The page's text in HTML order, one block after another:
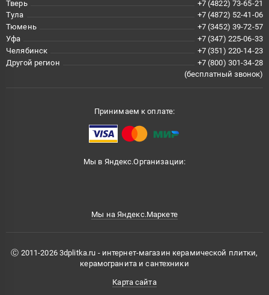
Тверь
+7 (4822) 73-65-21
Тула
+7 (4872) 52-41-06
Тюмень
+7 (3452) 39-72-57
Уфа
+7 (347) 225-06-33
Челябинск
+7 (351) 220-14-23
Другой регион
+7 (800) 301-34-28
(бесплатный звонок)
Принимаем к оплате:
Мы в Яндекс.Организации:
Мы на Яндекс.Маркете
Ⓒ 2011-2026 3dplitka.ru - интернет-магазин керамической плитки,
керамогранита и сантехники
Карта сайта